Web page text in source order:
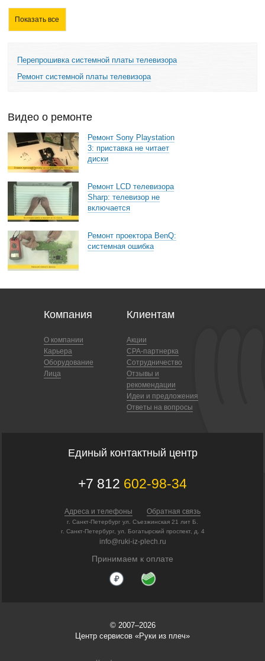
Показать все
Перепрошивка системной платы телевизора
Ремонт системной платы телевизора
Видео о ремонте
Ремонт Sony Playstation
3: приставка не читает
диски
Ремонт LCD телевизора
Sharp: телевизор не
включается
Ремонт проектора BenQ:
системная ошибка
Компания
О компании
Карьера
Оборудование
Лица
Клиентам
Акции
CPA-партнерка
Сотрудничество
Отзывы и
рекомендации
Идеи и предложения
Ответы на вопросы
Единый контактный центр
+7 812 602-98-34
Адреса и телефоны Обратная связь
г. Санкт-Петербург ул. Съезжинская 21 лит Б.
г. Санкт-Петербург, ул. Богатырский проспект, д. 4
info@ruki-iz-plech.ru
Принимаем к оплате
© 2007–2026
Центр сервисов «Руки из плеч»